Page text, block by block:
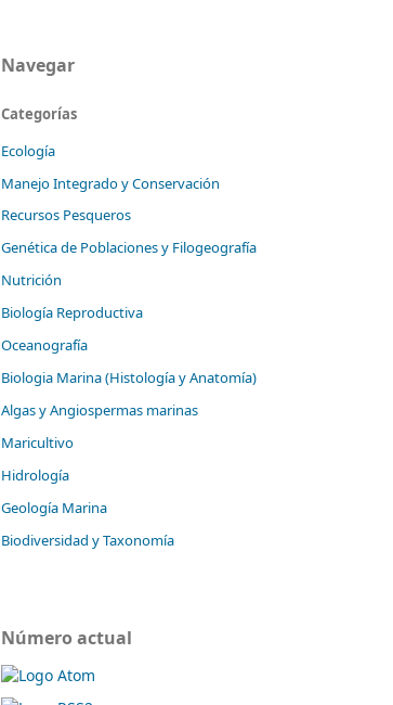
Navegar
Categorías
Ecología
Manejo Integrado y Conservación
Recursos Pesqueros
Genética de Poblaciones y Filogeografía
Nutrición
Biología Reproductiva
Oceanografía
Biologia Marina (Histología y Anatomía)
Algas y Angiospermas marinas
Maricultivo
Hidrología
Geología Marina
Biodiversidad y Taxonomía
Número actual